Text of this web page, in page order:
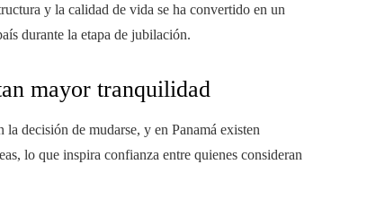
y la calidad de vida se ha convertido en un
durante la etapa de jubilación.
mayor tranquilidad
decisión de mudarse, y en Panamá existen
lo que inspira confianza entre quienes consideran